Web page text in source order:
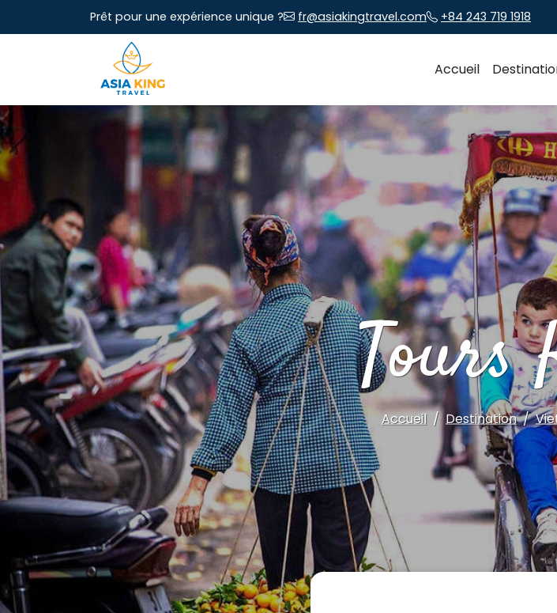
Prêt pour une expérience unique ? fr@asiakingtravel.com +84 243 719 1918
Accueil
Tours
Accueil Destination